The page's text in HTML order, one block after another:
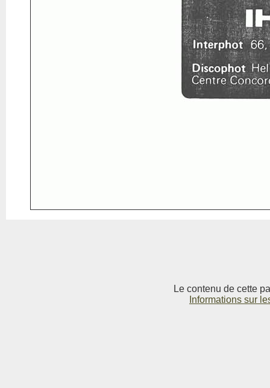
Le contenu de cette
Informations sur